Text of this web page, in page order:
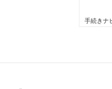
手続きナ